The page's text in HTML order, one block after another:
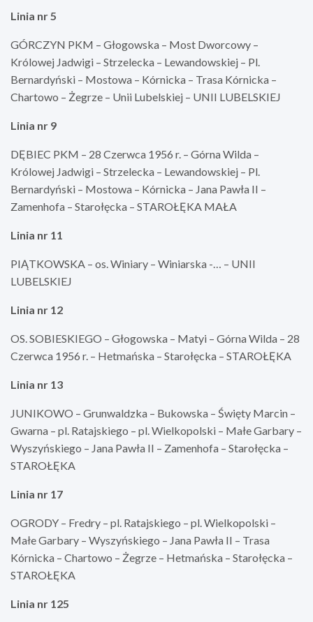
Linia nr 5
GÓRCZYN PKM – Głogowska – Most Dworcowy –
Królowej Jadwigi – Strzelecka – Lewandowskiej – Pl.
Bernardyński – Mostowa – Kórnicka – Trasa Kórnicka –
Chartowo – Żegrze – Unii Lubelskiej – UNII LUBELSKIEJ
Linia nr 9
DĘBIEC PKM – 28 Czerwca 1956 r. – Górna Wilda –
Królowej Jadwigi – Strzelecka – Lewandowskiej – Pl.
Bernardyński – Mostowa – Kórnicka – Jana Pawła II –
Zamenhofa – Starołęcka – STAROŁĘKA MAŁA
Linia nr 11
PIĄTKOWSKA – os. Winiary – Winiarska -… – UNII
LUBELSKIEJ
Linia nr 12
OS. SOBIESKIEGO – Głogowska – Matyi – Górna Wilda – 28
Czerwca 1956 r. – Hetmańska – Starołęcka – STAROŁĘKA
Linia nr 13
JUNIKOWO – Grunwaldzka – Bukowska – Święty Marcin –
Gwarna – pl. Ratajskiego – pl. Wielkopolski – Małe Garbary –
Wyszyńskiego – Jana Pawła II – Zamenhofa – Starołęcka –
STAROŁĘKA
Linia nr 17
OGRODY – Fredry – pl. Ratajskiego – pl. Wielkopolski –
Małe Garbary – Wyszyńskiego – Jana Pawła II – Trasa
Kórnicka – Chartowo – Żegrze – Hetmańska – Starołęcka –
STAROŁĘKA
Linia nr 125